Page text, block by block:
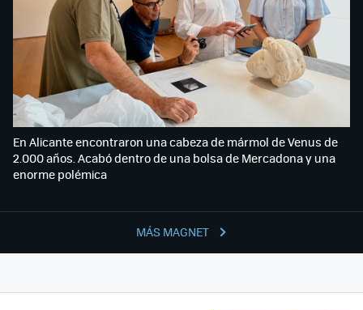
MÁS MAGNET
En Alicante encontraron una cabeza de mármol de Venus de
2.000 años. Acabó dentro de una bolsa de Mercadona y una
enorme polémica